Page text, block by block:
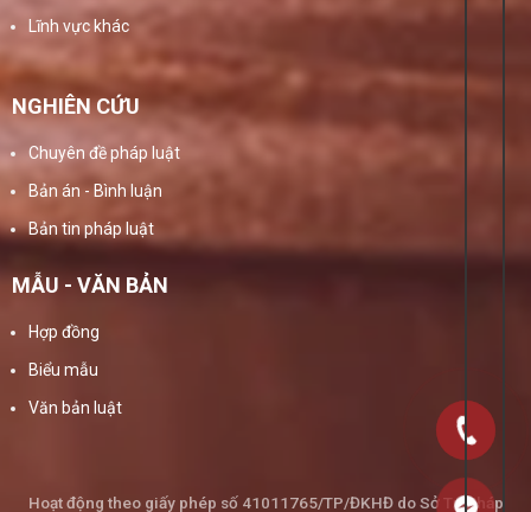
Lĩnh vực khác
NGHIÊN CỨU
Chuyên đề pháp luật
Bản án - Bình luận
Bản tin pháp luật
MẪU - VĂN BẢN
Hợp đồng
Biểu mẫu
Văn bản luật
Hoạt động theo giấy phép số 41011765/TP/ĐKHĐ do Sở Tư Pháp